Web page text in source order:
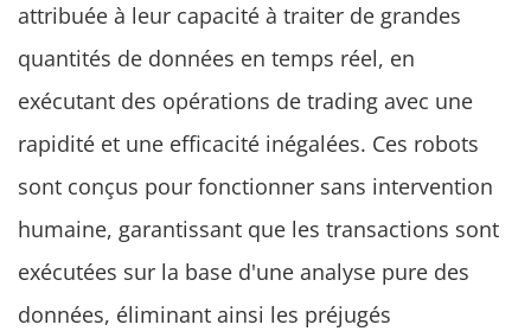
attribuée à leur capacité à traiter de grandes
quantités de données en temps réel, en
exécutant des opérations de trading avec une
rapidité et une efficacité inégalées. Ces robots
sont conçus pour fonctionner sans intervention
humaine, garantissant que les transactions sont
exécutées sur la base d'une analyse pure des
données, éliminant ainsi les préjugés